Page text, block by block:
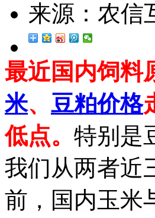
来源： 农信
最近国内饲料
米、 豆粕价格
低点。 特别是
我们从两者近
前，国内玉米